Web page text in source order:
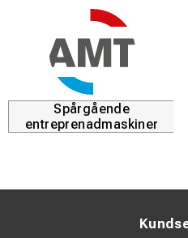
för korrekt terminering av
och oskärmad datakabel.
Spårgående
entreprenadmaskiner